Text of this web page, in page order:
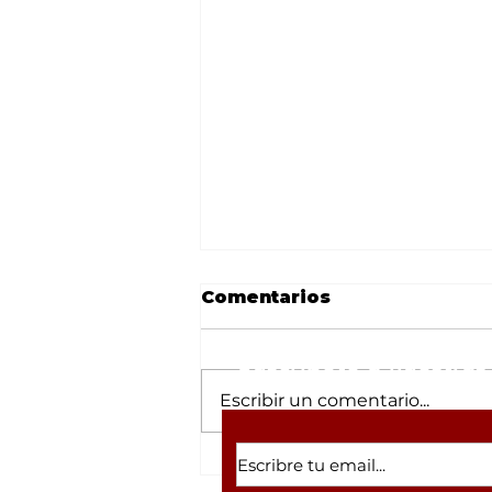
Alejandro Fernández
Comentarios
Escribir un comentario...
Suscríbete a